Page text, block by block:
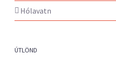
Hólavatn
ÚTLÖND